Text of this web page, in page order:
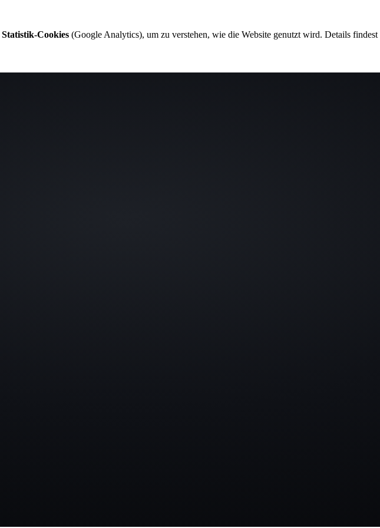
Statistik-Cookies (Google Analytics), um zu verstehen, wie die Website genutzt wird. Details findest